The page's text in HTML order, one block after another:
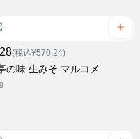
(税込¥570.24)
の味 生みそ マルコメ